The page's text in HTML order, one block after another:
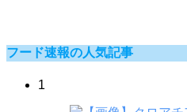
フード速報の人気記事
1